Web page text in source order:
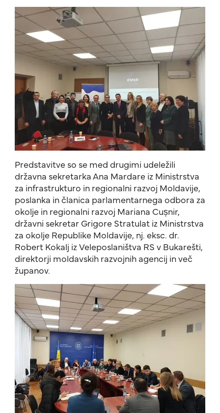
Predstavitve so se med drugimi udeležili
državna sekretarka Ana Mardare iz Ministrstva
za infrastrukturo in regionalni razvoj Moldavije,
poslanka in članica parlamentarnega odbora za
okolje in regionalni razvoj Mariana Cușnir,
državni sekretar Grigore Stratulat iz Ministrstva
za okolje Republike Moldavije, nj. eksc. dr.
Robert Kokalj iz Veleposlaništva RS v Bukarešti,
direktorji moldavskih razvojnih agencij in več
županov.